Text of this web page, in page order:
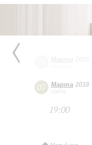
07 Марта 2018
среда
19:00